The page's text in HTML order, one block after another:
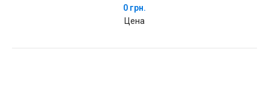
0 грн.
Цена